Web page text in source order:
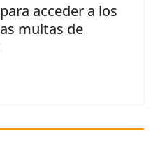
acceder a los
multas de